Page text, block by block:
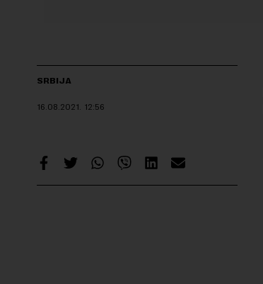
SRBIJA
16.08.2021. 12:56